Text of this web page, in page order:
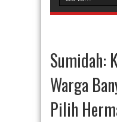
Sumidah:
Warga
Pilih